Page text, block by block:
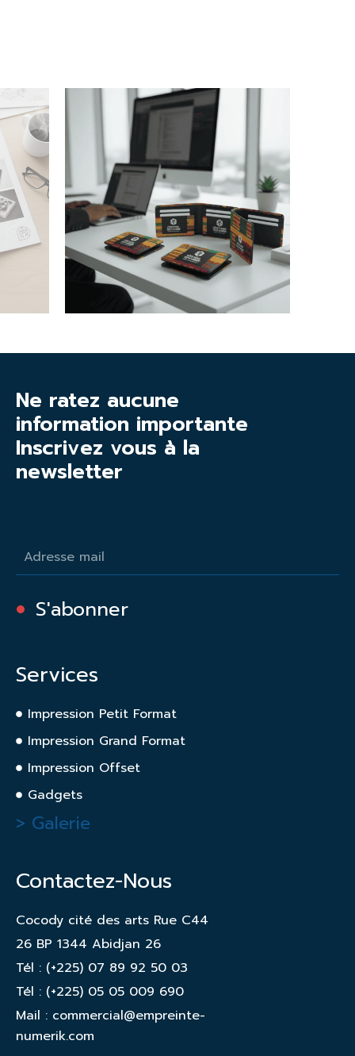
Ne ratez aucune
information importante
Inscrivez vous à la
newsletter
S'abonner
Services
Impression Petit Format
Impression Grand Format
Impression Offset
Gadgets
> Galerie
Contactez-Nous
Cocody cité des arts Rue C44
26 BP 1344 Abidjan 26
Tél : (+225) 07 89 92 50 03
Tél : (+225) 05 05 009 690
Mail : commercial@empreinte-
numerik.com